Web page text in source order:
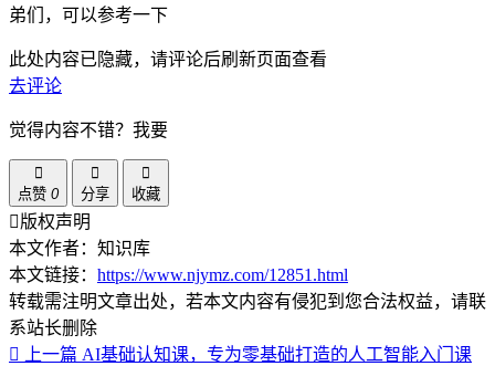
弟们，可以参考一下
此处内容已隐藏，请评论后刷新页面查看
去评论
觉得内容不错？我要
点赞 0 分享 收藏
版权声明
本文作者：知识库
本文链接： https://www.njymz.com/12851.html
转载需注明文章出处，若本文内容有侵犯到您合法权益，请联
系站长删除
上一篇 AI基础认知课，专为零基础打造的人工智能入门课